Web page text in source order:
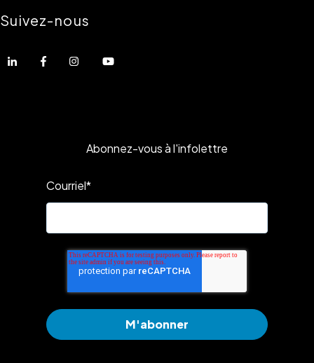
Suivez-nous
Abonnez-vous à l'infolettre
Courriel*